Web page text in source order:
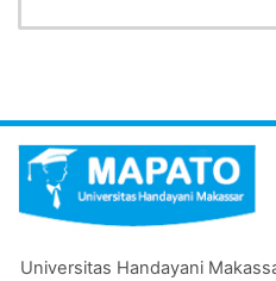
Universitas Handayani